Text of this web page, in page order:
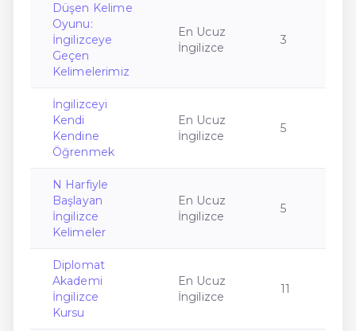
Düşen Kelime
Oyunu:
İngilizceye
Geçen
Kelimelerimiz
En Ucuz
İngilizce
3
İngilizceyi
Kendi
Kendine
Öğrenmek
En Ucuz
İngilizce
5
N Harfiyle
Başlayan
İngilizce
Kelimeler
En Ucuz
İngilizce
5
Diplomat
Akademi
İngilizce
Kursu
En Ucuz
İngilizce
11